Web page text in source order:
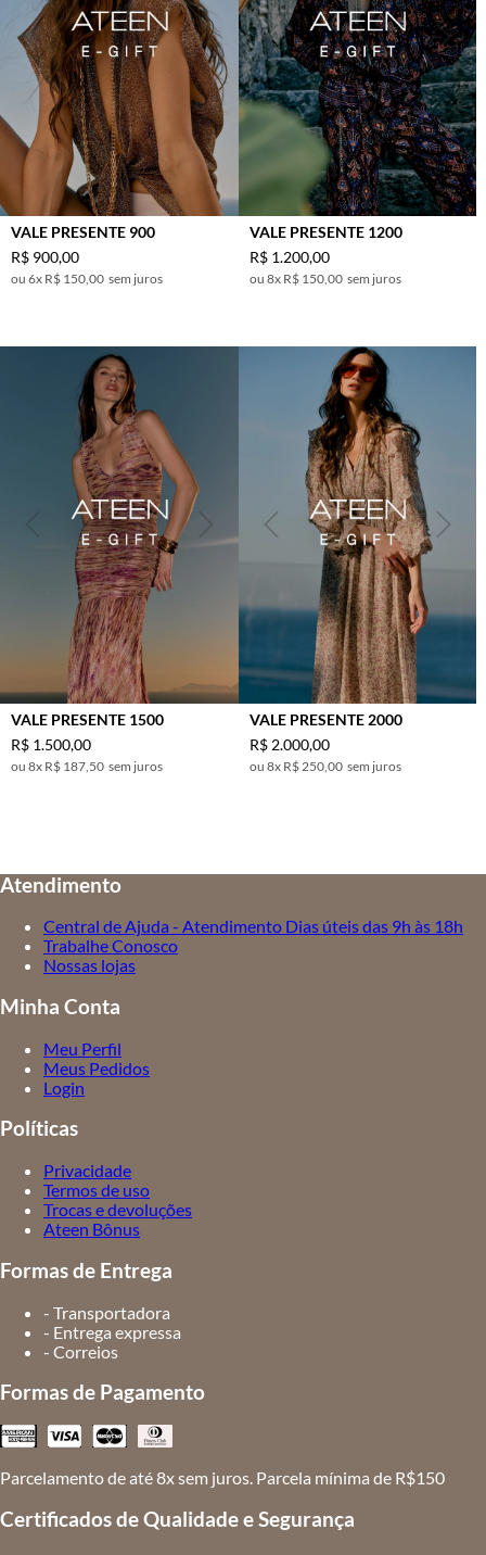
VALE PRESENTE 900
R$ 900,00
6x R$ 150,00 sem juros
VALE PRESENTE 1200
R$ 1.200,00
8x R$ 150,00 sem juros
VALE PRESENTE 1500
R$ 1.500,00
8x R$ 187,50 sem juros
VALE PRESENTE 2000
R$ 2.000,00
8x R$ 250,00 sem juros
Atendimento
Central de Ajuda - Atendimento Dias úteis das 9h às 18h
Trabalhe Conosco
Nossas lojas
Minha Conta
Meu Perfil
Meus Pedidos
Login
Políticas
Privacidade
Termos de uso
Trocas e devoluções
Ateen Bônus
Formas de Entrega
- Transportadora
- Entrega expressa
- Correios
Formas de Pagamento
Parcelamento de até 8x sem juros. Parcela mínima de R$150
Certificados de Qualidade e Segurança